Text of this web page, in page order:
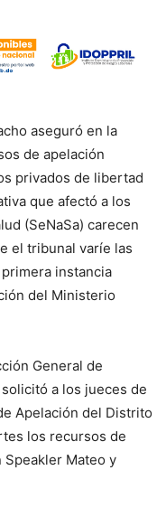
aseguró en la
de apelación
privados de libertad
que afectó a los
(SeNaSa) carecen
el tribunal varíe las
instancia
del Ministerio
General de
a los jueces de
Apelación del Distrito
los recursos de
Speakler Mateo y